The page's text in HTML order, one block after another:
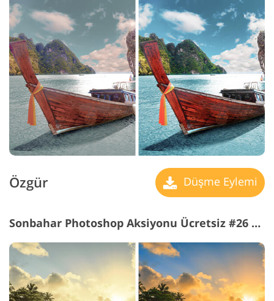
Özgür Düşme Eylemi
Sonbahar Photoshop Aksiyonu Ücretsiz #26 "Daylight"